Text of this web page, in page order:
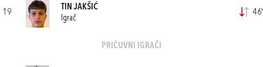
19
TIN JAKŠIĆ
Igrač
46'
PRIČUVNI IGRAČI